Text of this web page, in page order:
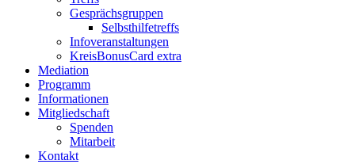
Gesprächsgruppen
Selbsthilfetreffs
Infoveranstaltungen
KreisBonusCard extra
Mediation
Programm
Informationen
Mitgliedschaft
Spenden
Mitarbeit
Kontakt